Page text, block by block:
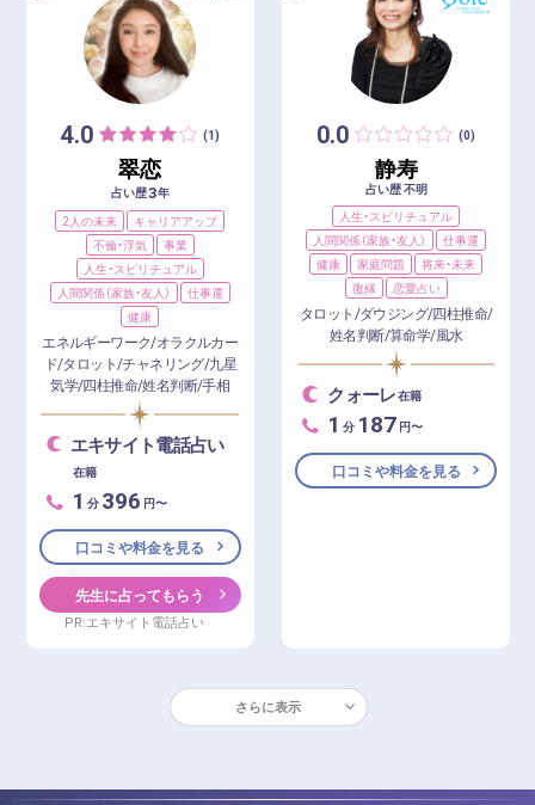
4.0 (1)
翠恋
占い歴3年
2人の未来
キャリアアップ
不倫・浮気
事業
人生・スピリチュアル
人間関係（家族・友人）
仕事運
健康
エネルギーワーク/オラクルカー
ド/タロット/チャネリング/九星
気学/四柱推命/姓名判断/手相
エキサイト電話占い
在籍
1 分 396 円〜
口コミや料金を見る
先生に占ってもらう
PR:エキサイト電話占い
0.0 (0)
静寿
占い歴 不明
人生・スピリチュアル
人間関係（家族・友人）
仕事運
健康
家庭問題
将来・未来
復縁
恋愛占い
タロット/ダウジング/四柱推命/
姓名判断/算命学/風水
クォーレ在籍
1 分 187 円〜
口コミや料金を見る
さらに表示